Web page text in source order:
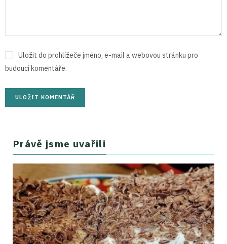
Uložit do prohlížeče jméno, e-mail a webovou stránku pro
budoucí komentáře.
Právě jsme uvařili